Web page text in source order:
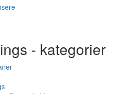
- kategorier